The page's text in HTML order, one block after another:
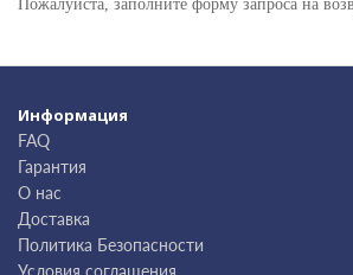
Пожалуйста, заполните форму запроса на
Информация
FAQ
Гарантия
О нас
Доставка
Политика Безопасности